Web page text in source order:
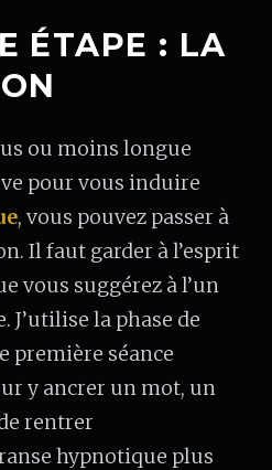
ÉTAPE : LA
ou moins longue
pour vous induire
, vous pouvez passer à
Il faut garder à l’esprit
vous suggérez à l’un
J’utilise la phase de
première séance
y ancrer un mot, un
rentrer
hypnotique plus